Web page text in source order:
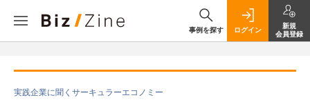
事例を探す ログイン
新規
会員登録
実践企業に聞くサーキュラーエコノミー